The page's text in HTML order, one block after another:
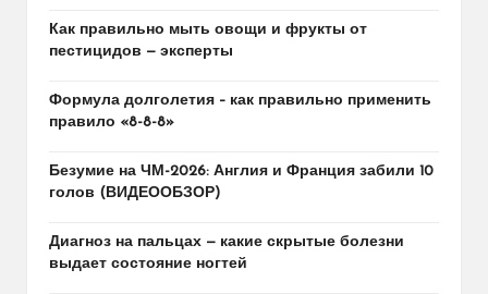
Как правильно мыть овощи и фрукты от
пестицидов — эксперты
Формула долголетия – как правильно применить
правило «8-8-8»
Безумие на ЧМ-2026: Англия и Франция забили 10
голов (ВИДЕООБЗОР)
Диагноз на пальцах — какие скрытые болезни
выдает состояние ногтей